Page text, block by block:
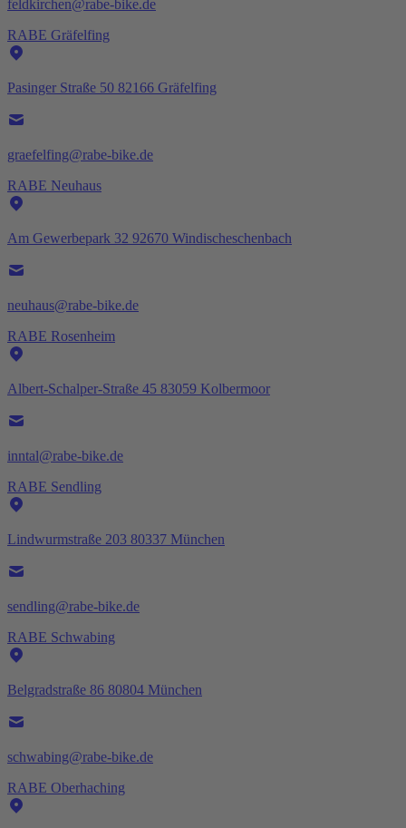
feldkirchen@rabe-bike.de
RABE Gräfelfing
Pasinger Straße 50 82166 Gräfelfing
graefelfing@rabe-bike.de
RABE Neuhaus
Am Gewerbepark 32 92670 Windischeschenbach
neuhaus@rabe-bike.de
RABE Rosenheim
Albert-Schalper-Straße 45 83059 Kolbermoor
inntal@rabe-bike.de
RABE Sendling
Lindwurmstraße 203 80337 München
sendling@rabe-bike.de
RABE Schwabing
Belgradstraße 86 80804 München
schwabing@rabe-bike.de
RABE Oberhaching